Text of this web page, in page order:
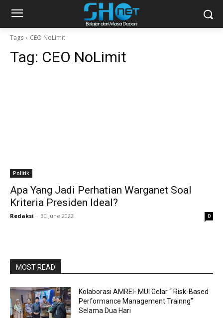
Tags CEO NoLimit
Tag: CEO NoLimit
Politik
Apa Yang Jadi Perhatian Warganet Soal
Kriteria Presiden Ideal?
Redaksi - 30 June 2022 0
MOST READ
Kolaborasi AMREI- MUI Gelar “ Risk-Based
Performance Management Trainng”
Selama Dua Hari